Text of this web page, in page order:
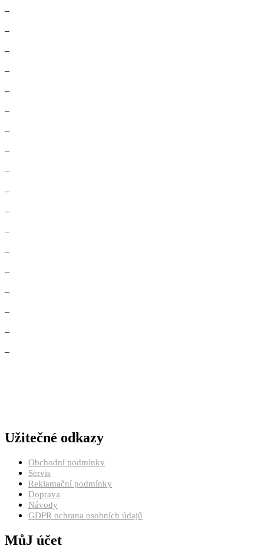
–
–
–
–
–
–
–
–
–
–
–
–
–
–
–
–
–
–
Užitečné odkazy
Obchodní podmínky
Servis
Reklamační podmínky
Doprava
Návody
GDPR ochrana osobních údajů
MůJ účet